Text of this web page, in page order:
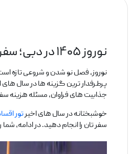
نوروز ۱۴۰۵ در دبی؛ سفری لوکس با قیمت مناسب
نوروز، فصل نو شدن و شروعی تازه
پرطرفدار ترین گزینه‌ ها در سال ‌های
جذابیت های فراوان، مسئله هزینه
خوشبختانه در سال‌ های اخیرتور
سفر تان را انجام دهید. در ادامه، شما